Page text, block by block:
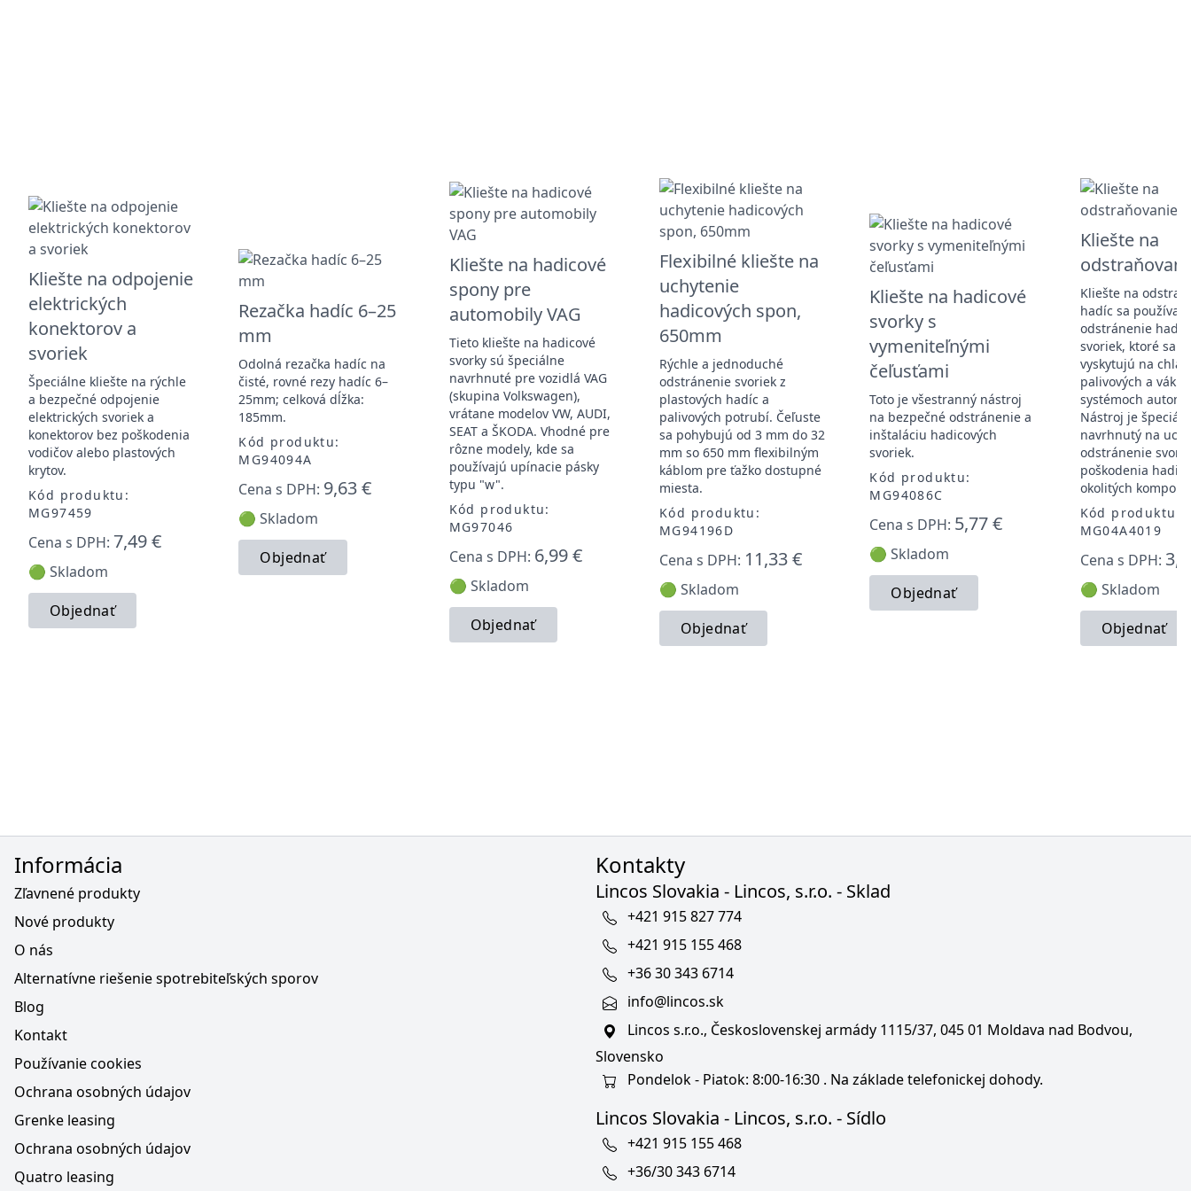
Kliešte na odpojenie
elektrických
konektorov a
svoriek
Špeciálne kliešte na rýchle
a bezpečné odpojenie
elektrických svoriek a
konektorov bez poškodenia
vodičov alebo plastových
krytov.
Kód produktu:
MG97459
Cena s DPH: 7,49 €
🟢 Skladom
Objednať
Rezačka hadíc 6–25
mm
Odolná rezačka hadíc na
čisté, rovné rezy hadíc 6–
25mm; celková dĺžka:
185mm.
Kód produktu:
MG94094A
Cena s DPH: 9,63 €
🟢 Skladom
Objednať
Kliešte na hadicové
spony pre
automobily VAG
Tieto kliešte na hadicové
svorky sú špeciálne
navrhnuté pre vozidlá VAG
(skupina Volkswagen),
vrátane modelov VW, AUDI,
SEAT a ŠKODA. Vhodné pre
rôzne modely, kde sa
používajú upínacie pásky
typu "w".
Kód produktu:
MG97046
Cena s DPH: 6,99 €
🟢 Skladom
Objednať
Flexibilné kliešte na
uchytenie
hadicových spon,
650mm
Rýchle a jednoduché
odstránenie svoriek z
plastových hadíc a
palivových potrubí. Čeľuste
sa pohybujú od 3 mm do 32
mm so 650 mm flexibilným
káblom pre ťažko dostupné
miesta.
Kód produktu:
MG94196D
Cena s DPH: 11,33 €
🟢 Skladom
Objednať
Kliešte na hadicové
svorky s
vymeniteľnými
čeľusťami
Toto je všestranný nástroj
na bezpečné odstránenie a
inštaláciu hadicových
svoriek.
Kód produktu:
MG94086C
Cena s DPH: 5,77 €
🟢 Skladom
Objednať
Kliešte na
Kliešte na
hadíc sa
odstránenie
svoriek, ktoré sa
vyskytujú na
palivových a
systémoch
Nástroj je
navrhnutý na
odstránenie
poškodenia
okolitých
Kód produktu:
MG04A4019
Cena s DPH:
🟢 Skladom
Objednať
Informácia
Zľavnené produkty
Nové produkty
O nás
Alternatívne riešenie spotrebiteľských sporov
Blog
Kontakt
Používanie cookies
Ochrana osobných údajov
Grenke leasing
Ochrana osobných údajov
Quatro leasing
Kontakty
Lincos Slovakia - Lincos, s.r.o. - Sklad
+421 915 827 774
+421 915 155 468
+36 30 343 6714
info@lincos.sk
Lincos s.r.o., Československej armády 1115/37, 045 01 Moldava nad Bodvou,
Slovensko
Pondelok - Piatok: 8:00-16:30 . Na základe telefonickej dohody.
Lincos Slovakia - Lincos, s.r.o. - Sídlo
+421 915 155 468
+36/30 343 6714